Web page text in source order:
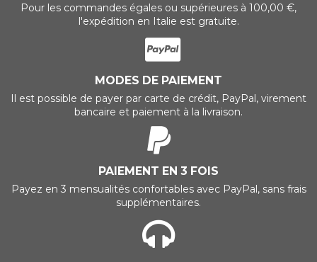
Pour les commandes égales ou supérieures à 100,00 €,
l'expédition en Italie est gratuite.
MODES DE PAIEMENT
Il est possible de payer par carte de crédit, PayPal, virement
bancaire et paiement à la livraison.
PAIEMENT EN 3 FOIS
Payez en 3 mensualités confortables avec PayPal, sans frais
supplémentaires.